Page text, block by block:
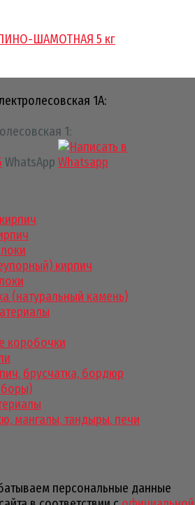
ШАМОТНАЯ 5 кг
1А:
1:
WhatsApp
кирпич
(натуральный камень)
коробочки
брусчатка, бордюр
мангалы, тандыры, печи
персональные данные